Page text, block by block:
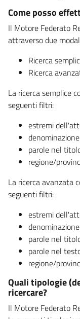
Come posso
Il Motore Federato
attraverso due
Ricerca
Ricerca
La ricerca semplice
seguenti filtri:
estremi
parole nel
regione/
La ricerca avanzata
seguenti filtri:
estremi
parole nel
parole nel
regione/
Quali tipologie
ricercare?
Il Motore Federato